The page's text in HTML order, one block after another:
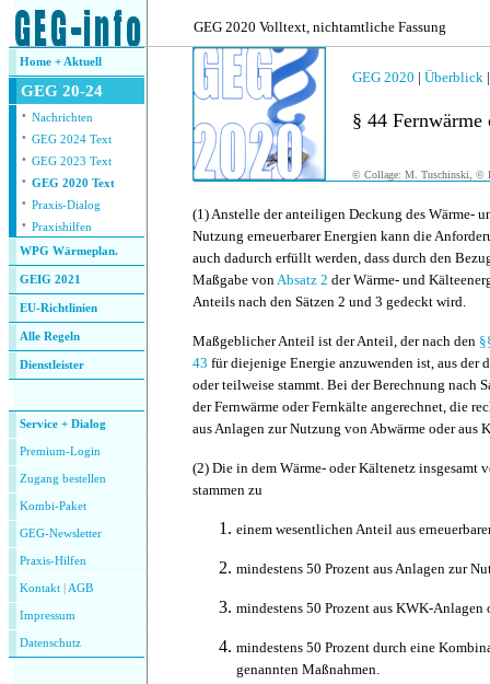
GEG 2020 Volltext, nichtamtliche Fassung
Home + Aktuell
GEG 20-24
· Nachrichten
· GEG 2024 Text
· GEG 2023 Text
· GEG 2020 Text
· Praxis-Dialog
· Praxishilfen
WPG Wärmeplan.
GEIG 2021
EU-Richtlinien
Alle Regeln
Dienstleister
Service + Dialog
Premium-Login
Zugang bestellen
Kombi-Paket
GEG-Newsletter
Praxis-Hilfen
Kontakt AGB
Impressum
Datenschutz
GEG 2020 | Überblick
§ 44 Fernwärme
© Collage: M. Tuschinski, ©
(1)Anstelle der anteiligen Deckung des Wärme-
Nutzung erneuerbarer Energien kann die
auch dadurch erfüllt werden, dass durch den
Maßgabe vonAbsatz 2 der Wärme- und
Anteils nach den Sätzen 2 und 3 gedeckt wird.
Maßgeblicher Anteil ist der Anteil, der nach den
43 für diejenige Energie anzuwenden ist, aus der
oder teilweise stammt. Bei der Berechnung nach
der Fernwärme oder Fernkälte angerechnet, die
aus Anlagen zur Nutzung von Abwärme oder aus
(2) Die in dem Wärme- oder Kältenetz insgesamt
stammen zu
einem wesentlichen Anteil aus
mindestens 50 Prozent aus Anlagen zur
mindestens 50 Prozent aus KWK-Anlagen
mindestens 50 Prozent durch eine
genannten Maßnahmen.